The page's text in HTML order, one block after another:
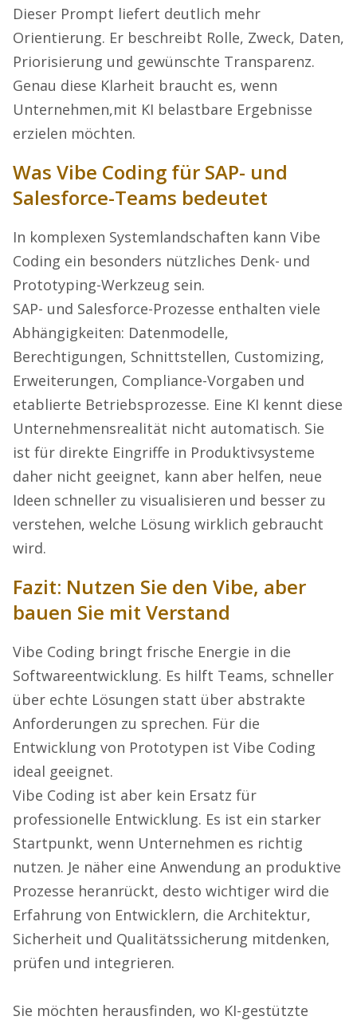
Dieser Prompt liefert deutlich mehr
Orientierung. Er beschreibt Rolle, Zweck, Daten,
Priorisierung und gewünschte Transparenz.
Genau diese Klarheit braucht es, wenn
Unternehmen,mit KI belastbare Ergebnisse
erzielen möchten.
Was Vibe Coding für SAP- und
Salesforce-Teams bedeutet
In komplexen Systemlandschaften kann Vibe
Coding ein besonders nützliches Denk- und
Prototyping-Werkzeug sein.
SAP- und Salesforce-Prozesse enthalten viele
Abhängigkeiten: Datenmodelle,
Berechtigungen, Schnittstellen, Customizing,
Erweiterungen, Compliance-Vorgaben und
etablierte Betriebsprozesse. Eine KI kennt diese
Unternehmensrealität nicht automatisch. Sie
ist für direkte Eingriffe in Produktivsysteme
daher nicht geeignet, kann aber helfen, neue
Ideen schneller zu visualisieren und besser zu
verstehen, welche Lösung wirklich gebraucht
wird.
Fazit: Nutzen Sie den Vibe, aber
bauen Sie mit Verstand
Vibe Coding bringt frische Energie in die
Softwareentwicklung. Es hilft Teams, schneller
über echte Lösungen statt über abstrakte
Anforderungen zu sprechen. Für die
Entwicklung von Prototypen ist Vibe Coding
ideal geeignet.
Vibe Coding ist aber kein Ersatz für
professionelle Entwicklung. Es ist ein starker
Startpunkt, wenn Unternehmen es richtig
nutzen. Je näher eine Anwendung an produktive
Prozesse heranrückt, desto wichtiger wird die
Erfahrung von Entwicklern, die Architektur,
Sicherheit und Qualitätssicherung mitdenken,
prüfen und integrieren.
Sie möchten herausfinden, wo KI-gestützte